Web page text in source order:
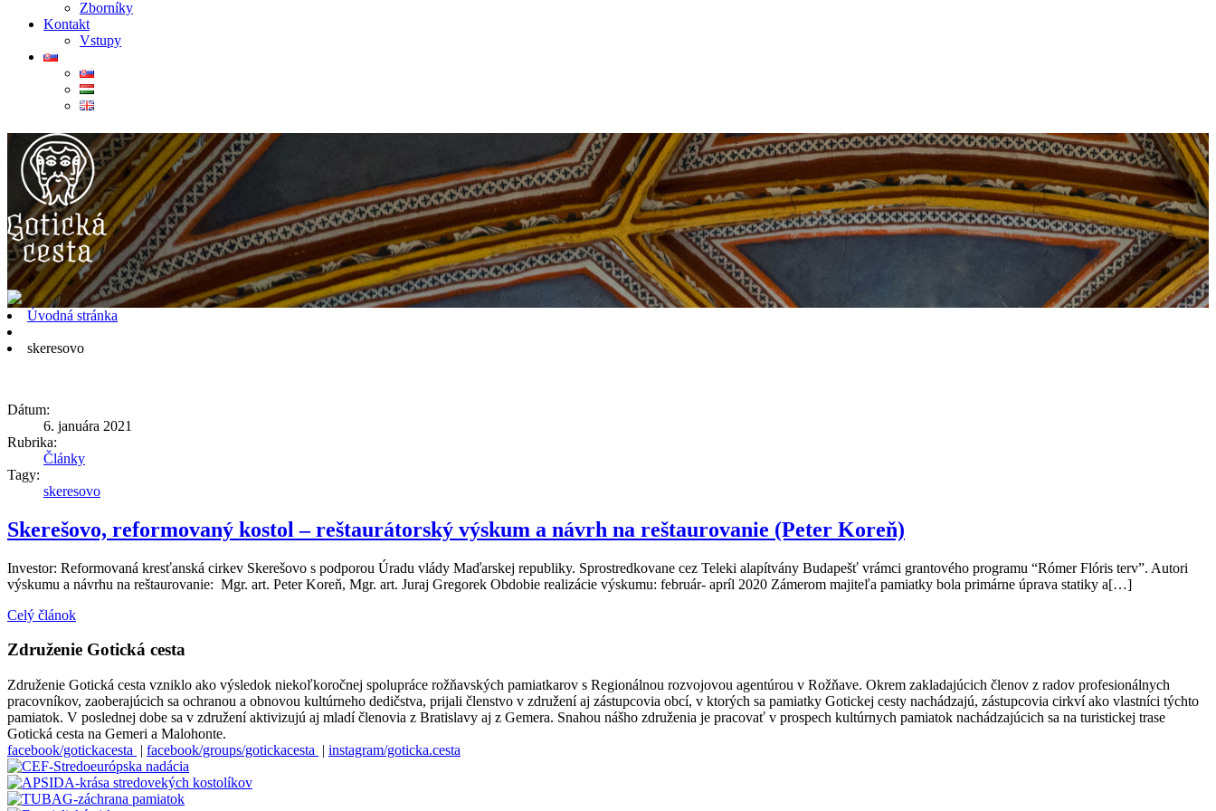
Zborníky
Kontakt
Vstupy
Úvodná stránka
skeresovo
Dátum:
6. januára 2021
Rubrika:
Články
Tagy:
skeresovo
Skerešovo, reformovaný kostol – reštaurátorský výskum a návrh na reštaurovanie (Peter Koreň)
Investor: Reformovaná kresťanská cirkev Skerešovo s podporou Úradu vlády Maďarskej republiky. Sprostredkovane cez Teleki alapítvány Budapešť vrámci grantového programu “Rómer Flóris terv”. Autori
výskumu a návrhu na reštaurovanie: Mgr. art. Peter Koreň, Mgr. art. Juraj Gregorek Obdobie realizácie výskumu: február- apríl 2020 Zámerom majiteľa pamiatky bola primárne úprava statiky a[…]
Celý článok
Združenie Gotická cesta
Združenie Gotická cesta vzniklo ako výsledok niekoľkoročnej spolupráce rožňavských pamiatkarov s Regionálnou rozvojovou agentúrou v Rožňave. Okrem zakladajúcich členov z radov profesionálnych
pracovníkov, zaoberajúcich sa ochranou a obnovou kultúrneho dedičstva, prijali členstvo v združení aj zástupcovia obcí, v ktorých sa pamiatky Gotickej cesty nachádzajú, zástupcovia cirkví ako vlastníci týchto
pamiatok. V poslednej dobe sa v združení aktivizujú aj mladí členovia z Bratislavy aj z Gemera. Snahou nášho združenia je pracovať v prospech kultúrnych pamiatok nachádzajúcich sa na turistickej trase
Gotická cesta na Gemeri a Malohonte.
facebook/gotickacesta | facebook/groups/gotickacesta | instagram/goticka.cesta